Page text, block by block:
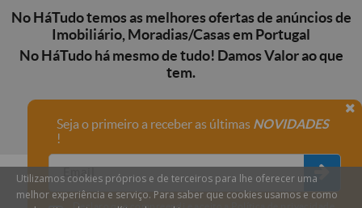
No HáTudo temos as melhores ofertas de anúncios de
Imobiliário, Moradias/Casas em Portugal
No HáTudo há mesmo de tudo! Damos Valor ao que
tem.
Seja o primeiro a receber as últimas NOVIDADES
!
Utilizamos cookies próprios e de terceiros para lhe oferecer uma
melhor experiência e serviço. Para saber que cookies usamos e como